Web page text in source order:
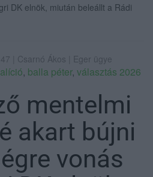
DK elnök, miután beleállt a Rádi
| Csarnó Ákos | Eger ügye
, balla péter, választás 2026
mentelmi
akart bújni
vonás